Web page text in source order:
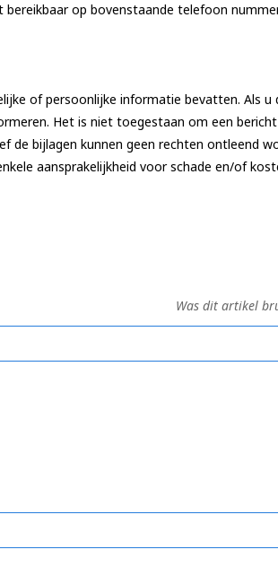
op bovenstaande telefoon
of persoonlijke informatie bevatten. Als u
Het is niet toegestaan om een
de bijlagen kunnen geen rechten ontleend
aansprakelijkheid voor schade en/of
Was dit artikel